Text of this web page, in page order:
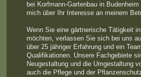
bei Korfmann-Gartenbau in
mich über Ihr Interesse an meinem
Wenn Sie eine gärtnerische Tätigkeit
möchten, verlassen Sie sich bei uns
über 25 jähriger Erfahrung und ein
Qualifikationen. Unsere Fachgebiete
Neugestaltung und die Umgestaltung
auch die Pflege und der